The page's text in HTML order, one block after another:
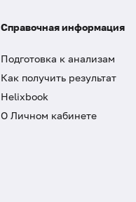
Справочная информация
Подготовка к анализам
Как получить результат
Helixbook
О Личном кабинете